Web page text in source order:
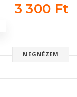
3 300 Ft
MEGNÉZEM